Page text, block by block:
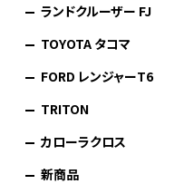
ランドクルーザー FJ
TOYOTA タコマ
FORD レンジャーT6
TRITON
カローラクロス
新商品